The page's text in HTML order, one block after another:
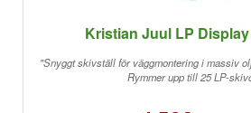
Kristian Juul LP Display
"Snyggt skivställ för väggmontering i massiv
Rymmer upp till 25 LP-